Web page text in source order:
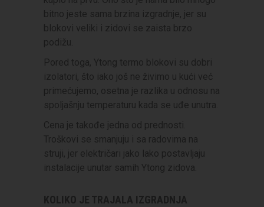
bitno jeste sama brzina izgradnje, jer su
blokovi veliki i zidovi se zaista brzo
podižu.
Pored toga, Ytong termo blokovi su dobri
izolatori, što iako još ne živimo u kući već
primećujemo, osetna je razlika u odnosu na
spoljašnju temperaturu kada se uđe unutra.
Cena je takođe jedna od prednosti.
Troškovi se smanjuju i sa radovima na
struji, jer električari jako lako postavljaju
instalacije unutar samih Ytong zidova.
KOLIKO JE TRAJALA IZGRADNJA